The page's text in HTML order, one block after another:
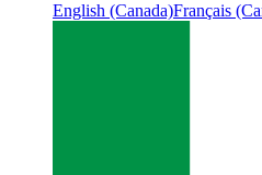
English (Canada)Français